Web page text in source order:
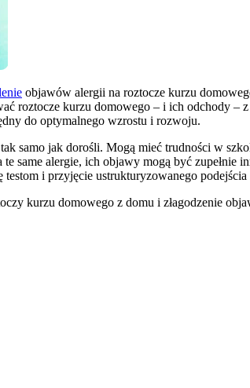
objawów alergii na roztocze kurzu
roztocze kurzu domowego – i ich odchody –
do optymalnego wzrostu i rozwoju.
tak samo jak dorośli. Mogą mieć trudności w
same alergie, ich objawy mogą być
i przyjęcie ustrukturyzowanego
kurzu domowego z domu i złagodzenie